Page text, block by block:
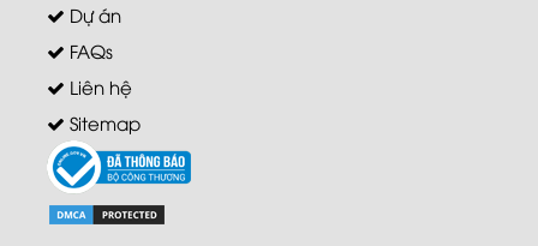
Dự án
FAQs
Liên hệ
Sitemap